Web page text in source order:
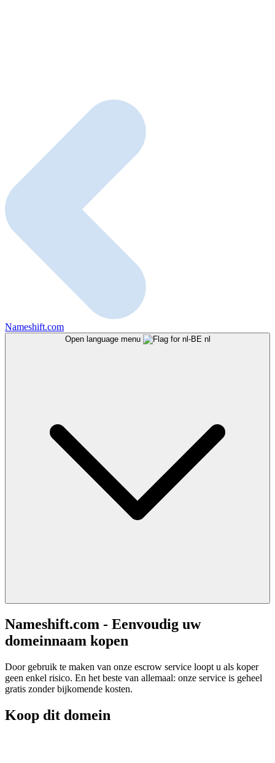
Nameshift.com
Open language menu nl
Nameshift.com - Eenvoudig uw
domeinnaam kopen
Door gebruik te maken van onze escrow service loopt u als koper
geen enkel risico. En het beste van allemaal: onze service is geheel
gratis zonder bijkomende kosten.
Koop dit domein